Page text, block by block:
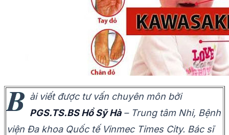
B ài viết được tư vấn chuyên môn bởi
PGS.TS.BS Hồ Sỹ Hà– Trung tâm Nhi, Bệnh
viện Đa khoa Quốc tế Vinmec Times City. Bác sĩ